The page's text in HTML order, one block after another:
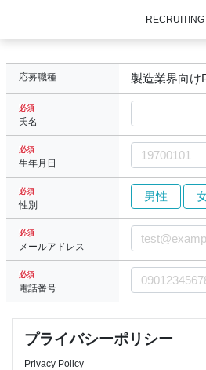
RECRUITING
応募職種 製造業界向け
必須
氏名
必須
生年月日
必須
性別
男性
必須
メールアドレス
必須
電話番号
プライバシーポリシー
Privacy Policy